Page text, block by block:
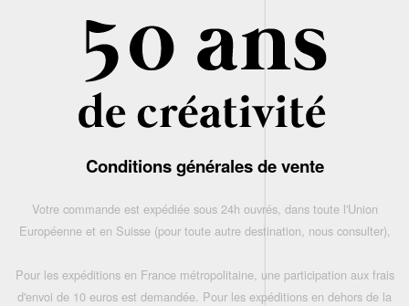
Conditions générales de vente
Votre commande est expédiée sous 24h ouvrés, dans toute l'Union
Européenne et en Suisse (pour toute autre destination, nous consulter),
Pour les expéditions en France métropolitaine, une participation aux frais
d'envoi de 10 euros est demandée. Pour les expéditions en dehors de la